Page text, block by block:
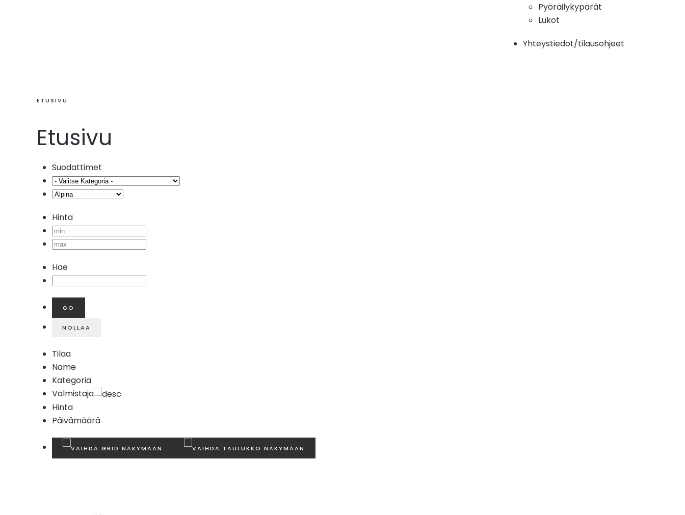
Pyöräilykypärät
Lukot
Yhteystiedot/tilausohjeet
ETUSIVU
Etusivu
Suodattimet
Hinta
Hae
Tilaa
Name
Kategoria
Valmistaja
Hinta
Päivämäärä